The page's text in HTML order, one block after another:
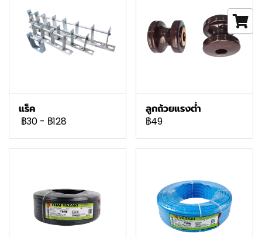
แร็ค
฿30 - ฿128
ลูกถ้วยแรงต่ำ
฿49